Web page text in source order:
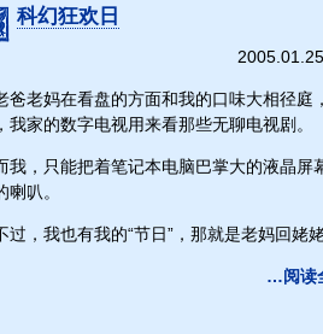
科幻狂欢日
爸老妈在看盘的方面和我的口味大相径庭
我家的数字电视用来看那些无聊电视剧。
我，只能把着笔记本电脑巴掌大的液晶
喇叭。
过，我也有我的“节日”，那就是老妈回姥
…阅读